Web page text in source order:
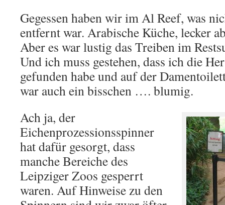
Gegessen haben wir im Al Reef, was
entfernt war. Arabische Küche, lecker
Aber es war lustig das Treiben im
Und ich muss gestehen, dass ich die
gefunden habe und auf der
war auch ein bisschen …. blumig.
Ach ja, der
Eichenprozessionsspinner
hat dafür gesorgt, dass
manche Bereiche des
Leipziger Zoos gesperrt
waren. Auf Hinweise zu den